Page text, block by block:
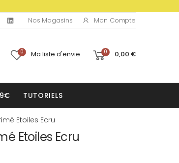
Nos Magasins Mon Compte
0 Ma liste d'envie 0 0,00 €
TUTORIELS
Etoiles Ecru
Etoiles Ecru